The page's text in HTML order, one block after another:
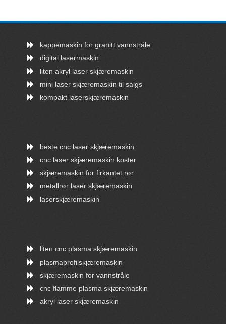
kappemaskin for granitt vannstråle
digital lasermaskin
liten akryl laser skjæremaskin
mini laser skjæremaskin til salgs
kompakt laserskjæremaskin
beste cnc laser skjæremaskin
cnc laser skjæremaskin koster
skjæremaskin for firkantet rør
metallrør laser skjæremaskin
laserskjæremaskin
liten cnc plasma skjæremaskin
plasmaprofilskjæremaskin
skjæremaskin for vannstråle
cnc flamme plasma skjæremaskin
akryl laser skjæremaskin